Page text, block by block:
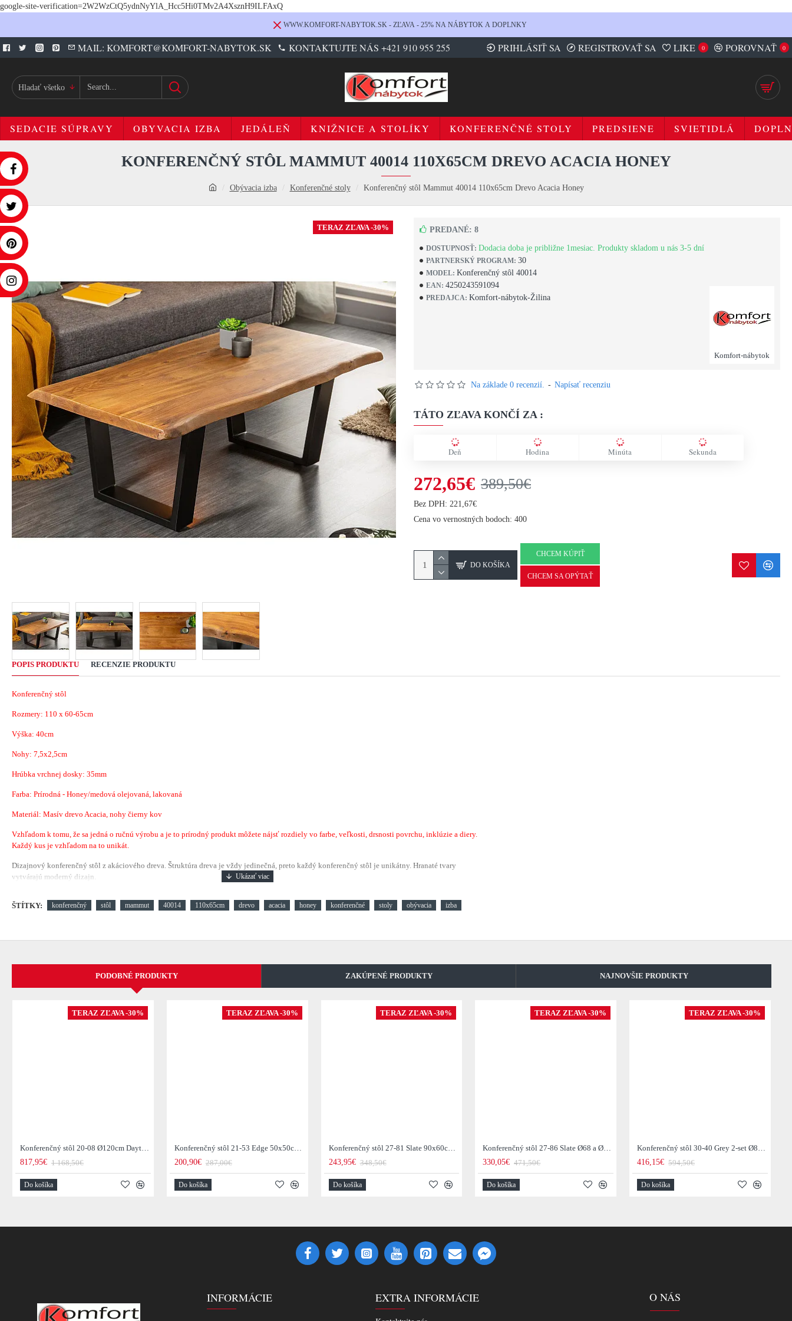
google-site-verification=2W2WzCtQ5ydnNyYlA_Hcc5Hi0TMv2A4XsznH9ILFAxQ
WWW.KOMFORT-NABYTOK.SK - ZĽAVA - 25% NA NÁBYTOK A DOPLNKY
MAIL: KOMFORT@KOMFORT-NABYTOK.SK KONTAKTUJTE NÁS +421 910 955 255 PRIHLÁSIŤ SA REGISTROVAŤ SA LIKE 0 POROVNAŤ 0
Hladať všetko
SEDACIE SÚPRAVY OBYVACIA IZBA JEDÁLEŇ KNIŽNICE A STOLÍKY KONFERENČNÉ STOLY PREDSIENE SVIETIDLÁ
Obývacia izba Konferenčné stoly Konferenčný stôl Mammut 40014 110x65cm Drevo Acacia Honey
KONFERENČNÝ STÔL MAMMUT 40014 110X65CM DREVO ACACIA HONEY
TERAZ ZĽAVA -30%
DOSTUPNOSŤ: Dodacia doba je približne 1mesiac. Produkty skladom u nás 3-5 dní
PARTNERSKÝ PROGRAM: 30
MODEL: Konferenčný stôl 40014
EAN: 4250243591094
PREDAJCA: Komfort-nábytok-Žilina
Komfort-nábytok
PREDANÉ: 8
Na základe 0 recenzií. - Napísať recenziu
TÁTO ZĽAVA KONČÍ ZA :
Deň Hodina Minúta Sekunda
272,65€ 389,50€
Bez DPH: 221,67€
Cena vo vernostných bodoch: 400
DO KOŠÍKA
CHCEM KÚPIŤ
CHCEM SA OPÝTAŤ
POPIS PRODUKTU RECENZIE PRODUKTU
Konferenčný stôl
Rozmery: 110 x 60-65cm
Výška: 40cm
Nohy: 7,5x2,5cm
Hrúbka vrchnej dosky: 35mm
Farba: Prírodná - Honey/medová olejovaná, lakovaná
Materiál: Masív drevo Acacia, nohy čierny kov
Vzhľadom k tomu, že sa jedná o ručnú výrobu a je to prírodný produkt môžete nájsť rozdiely vo farbe, veľkosti, drsnosti povrchu, inklúzie a diery.
Každý kus je vzhľadom na to unikát.
Dizajnový konferenčný stôl z akáciového dreva. Štruktúra dreva je vždy jedinečná, preto každý konferenčný stôl je unikátny. Hranaté tvary
vytvárajú moderný dizajn.
ŠTÍTKY: konferenčný stôl mammut 40014 110x65cm drevo acacia honey konferenčné stoly obývacia izba
PODOBNÉ PRODUKTY ZAKÚPENÉ PRODUKTY NAJNOVŠIE PRODUKTY
TERAZ ZĽAVA -30%
Konferenčný stôl 20-08 Ø120cm Daytona Drevo Orech-Saja
817,95€ 1 168,50€
Do košíka
TERAZ ZĽAVA -30%
Konferenčný stôl 21-53 Edge 50x50cm 4-set Drevo Acacia
200,90€ 287,00€
Do košíka
TERAZ ZĽAVA -30%
Konferenčný stôl 27-81 Slate 90x60cm 2-set Mix
243,95€ 348,50€
Do košíka
TERAZ ZĽAVA -30%
Konferenčný stôl 27-86 Slate Ø68 a Ø55cm 2-set
330,05€ 471,50€
Do košíka
TERAZ ZĽAVA -30%
Konferenčný stôl 30-40 Grey 2-set Ø80 a Ø60cm Drevo Teak
416,15€ 594,50€
Do košíka
INFORMÁCIE EXTRA INFORMÁCIE O NÁS